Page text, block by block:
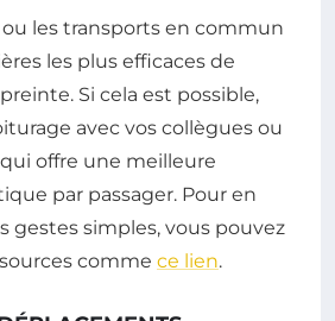
ou les transports en commun
les plus efficaces de
Si cela est possible,
avec vos collègues ou
offre une meilleure
par passager. Pour en
gestes simples, vous pouvez
comme ce lien.